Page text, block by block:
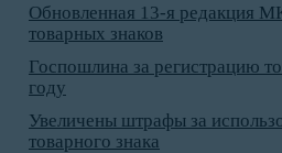
Обновленная 13-я редакция
товарных знаков
Госпошлина за регистрацию
году
Увеличены штрафы за
товарного знака